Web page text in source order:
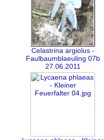
Celastrina argiolus -
Faulbaumblaeuling 07b
27.06.2011